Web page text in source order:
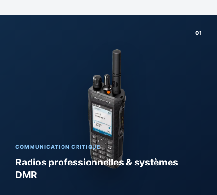
01
COMMUNICATION CRITIQUE
Radios professionnelles & systèmes
DMR